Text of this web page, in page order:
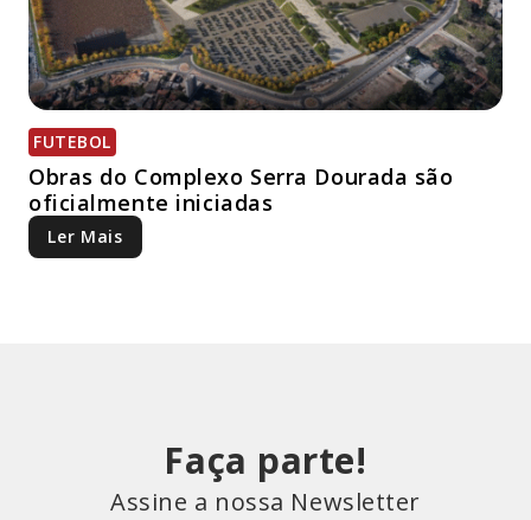
FUTEBOL
Obras do Complexo Serra Dourada são
oficialmente iniciadas
Ler Mais
Faça parte!
Assine a nossa Newsletter